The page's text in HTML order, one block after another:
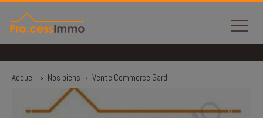
Accueil › Nos biens › Vente Commerce Gard
Panneau de gestion des cookies